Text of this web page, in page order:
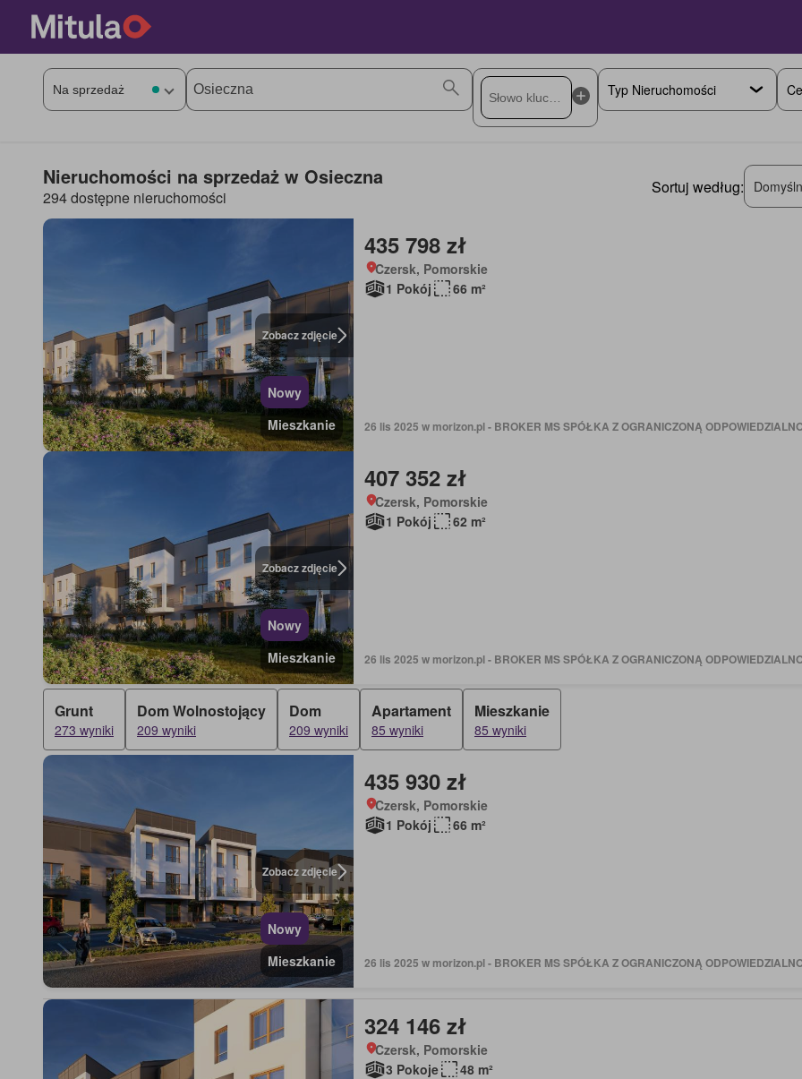
Nieruchomości na sprzedaż w Osieczna
294 dostępne nieruchomości
Sortuj według:
Zobacz zdjęcie
Nowy
Mieszkanie
435 798 zł
Czersk, Pomorskie
1 Pokój
66 m²
26 lis 2025 w morizon.pl - BROKER MS SPÓŁKA Z OGRANICZONĄ
Zobacz zdjęcie
Nowy
Mieszkanie
407 352 zł
Czersk, Pomorskie
1 Pokój
62 m²
26 lis 2025 w morizon.pl - BROKER MS SPÓŁKA Z OGRANICZONĄ
Grunt
273 wyniki
Dom Wolnostojący
209 wyniki
Dom
209 wyniki
Apartament
85 wyniki
Mieszkanie
85 wyniki
Zobacz zdjęcie
Nowy
Mieszkanie
435 930 zł
Czersk, Pomorskie
1 Pokój
66 m²
26 lis 2025 w morizon.pl - BROKER MS SPÓŁKA Z OGRANICZONĄ
324 146 zł
Czersk, Pomorskie
3 Pokoje
48 m²